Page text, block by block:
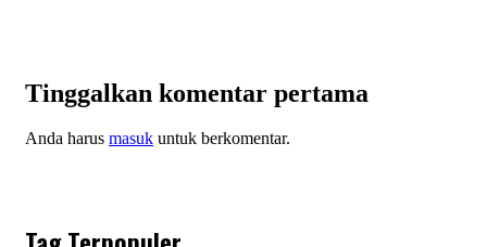
Tinggalkan komentar pertama
Anda harus masuk untuk berkomentar.